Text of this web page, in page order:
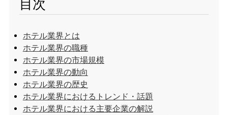
目次
ホテル業界とは
ホテル業界の職種
ホテル業界の市場規模
ホテル業界の動向
ホテル業界の歴史
ホテル業界におけるトレンド・話題
ホテル業界における主要企業の解説